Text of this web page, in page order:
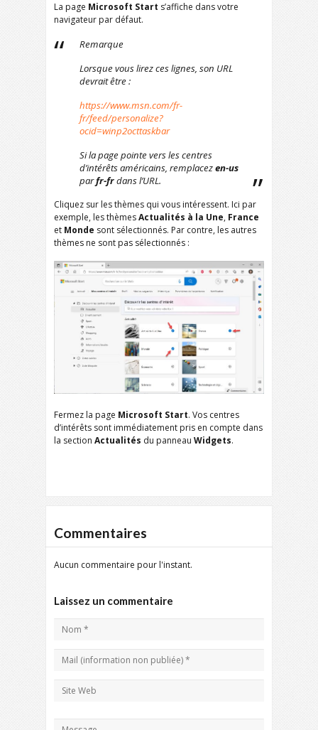
La page Microsoft Start s’affiche dans votre
navigateur par défaut.
Remarque
Lorsque vous lirez ces lignes, son URL
devrait être :
https://www.msn.com/fr-
fr/feed/personalize?
ocid=winp2octtaskbar
Si la page pointe vers les centres
d’intérêts américains, remplacezen-us
parfr-frdans l’URL.
Cliquez sur les thèmes qui vous intéressent. Ici par
exemple, les thèmesActualités à la Une, France
et Monde sont sélectionnés. Par contre, les autres
thèmes ne sont pas sélectionnés :
Fermez la page Microsoft Start. Vos centres
d’intérêts sont immédiatement pris en compte dans
la section Actualités du panneau Widgets.
Commentaires
Aucun commentaire pour l'instant.
Laissez un commentaire